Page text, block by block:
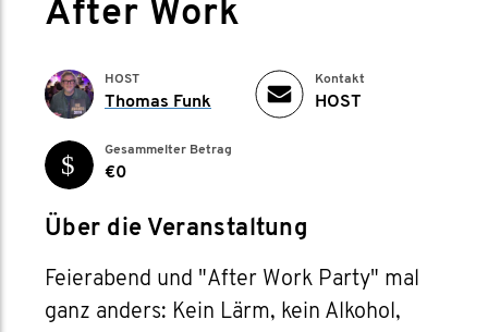
After Work
HOST
Thomas Funk
Kontakt
HOST
Gesammelter Betrag
€0
Über die Veranstaltung
Feierabend und "After Work Party" mal
ganz anders: Kein Lärm, kein Alkohol,